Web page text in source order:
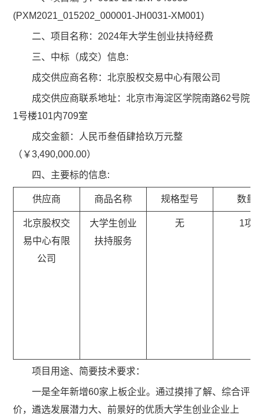
(PXM2021_015202_000001-JH0031-XM001)
二、项目名称：2024年大学生创业扶持经费
三、中标（成交）信息:
成交供应商名称：北京股权交易中心有限公司
成交供应商联系地址：北京市海淀区学院南路62号院
1号楼101内709室
成交金额：人民币叁佰肆拾玖万元整
（￥3,490,000.00）
四、主要标的信息:
供应商 商品名称 规格型号 数量
北京股权交
易中心有限
公司
大学生创业
扶持服务
无 1项
项目用途、简要技术要求：
一是全年新增60家上板企业。通过摸排了解、综合评
价，遴选发展潜力大、前景好的优质大学生创业企业上